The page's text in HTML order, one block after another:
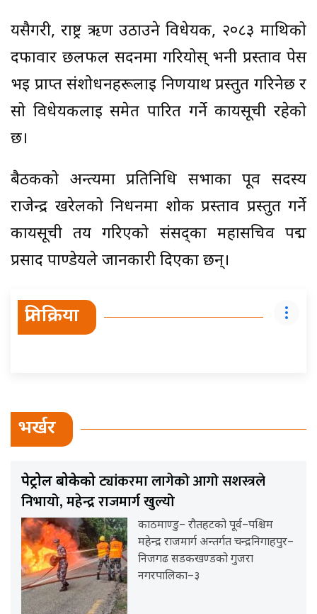
यसैगरी, राष्ट्र ऋण उठाउने विधेयक, २०८३ माथिको
दफावार छलफल सदनमा गरियोस् भनी प्रस्ताव पेस
भई प्राप्त संशोधनहरूलाई निर्णयार्थ प्रस्तुत गरिनेछ र
सो विधेयकलाई समेत पारित गर्ने कार्यसूची रहेको
छ।
बैठकको अन्त्यमा प्रतिनिधि सभाका पूर्व सदस्य
राजेन्द्र खरेलको निधनमा शोक प्रस्ताव प्रस्तुत गर्ने
कार्यसूची तय गरिएको संसद्का महासचिव पद्म
प्रसाद पाण्डेयले जानकारी दिएका छन्।
प्रतिक्रिया
भर्खर
पेट्रोल बोकेकोट्यांकरमा लागेको आगो सशस्त्रले
निभायो, महेन्द्र राजमार्ग खुल्यो
काठमाण्डु– रौतहटको पूर्व–पश्चिम
महेन्द्र राजमार्ग अन्तर्गत चन्द्रनिगाहपुर–
निजगढ सडकखण्डको गुजरा
नगरपालिका–३